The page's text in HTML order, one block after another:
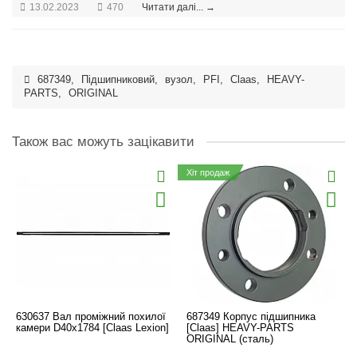
13.02.2023 470 Читати далі... →
687349 Підшипниковий вузол PFI Claas
HEAVY-
PARTS
ORIGINAL
Також вас можуть зацікавити
630637 Вал проміжний похилої
камери D40x1784 [Claas Lexion]
Хіт продаж
687349 Корпус підшипника
[Claas] HEAVY-PARTS
ORIGINAL (сталь)